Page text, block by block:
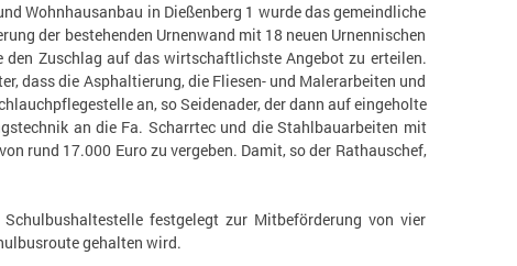
Wohnhausanbau in Dießenberg 1 wurde das gemeindliche
der bestehenden Urnenwand mit 18 neuen Urnennischen
Zuschlag auf das wirtschaftlichste Angebot zu erteilen.
dass die Asphaltierung, die Fliesen- und Malerarbeiten und
an, so Seidenader, der dann auf eingeholte
an die Fa. Scharrtec und die Stahlbauarbeiten mit
rund 17.000 Euro zu vergeben. Damit, so der Rathauschef,
festgelegt zur Mitbeförderung von vier
gehalten wird.